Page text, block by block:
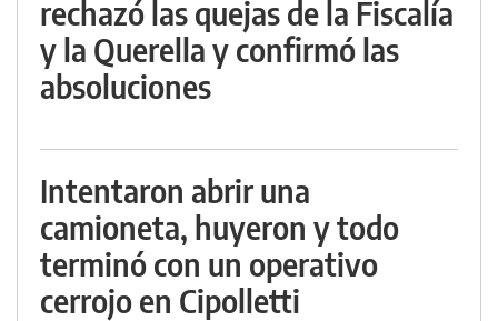
rechazó las quejas de la Fiscalía
y la Querella y confirmó las
absoluciones
Intentaron abrir una
camioneta, huyeron y todo
terminó con un operativo
cerrojo en Cipolletti